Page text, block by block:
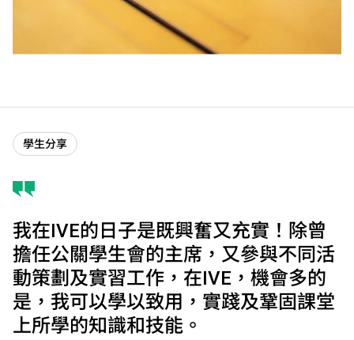
學生分享
我在IVE的日子是既興奮又充實！除曾
擔任公關學生會的主席，又參與不同活
動策劃及實習工作，在IVE，機會多的
是，我可以學以致用，實踐及鞏固課堂
上所學的知識和技能。